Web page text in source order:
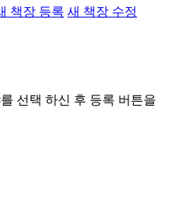
책장 등록 새 책장 수정
선택 하신 후 등록 버튼을